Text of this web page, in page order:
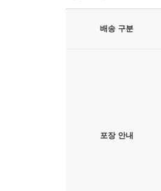
배송 구분
포장 안내